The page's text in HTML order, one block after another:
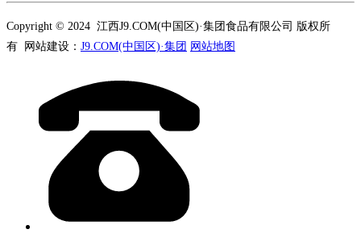
Copyright © 2024 江西J9.COM(中国区)·集团食品有限公司 版权所
有 网站建设： J9.COM(中国区)·集团 网站地图